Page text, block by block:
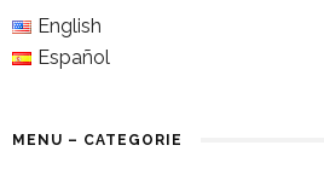
English
Español
MENU – CATEGORIE